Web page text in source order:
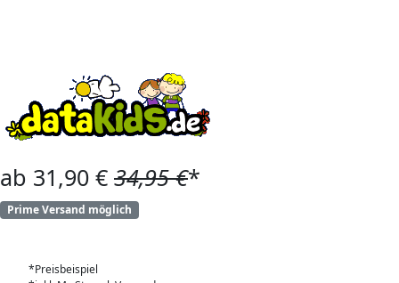
ab 31,90 € 34,95 €*
Prime Versand möglich
*Preisbeispiel